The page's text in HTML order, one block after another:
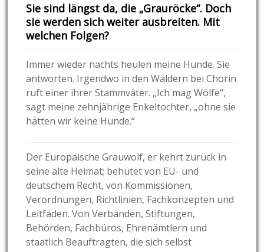
Sie sind längst da, die „Grauröcke“. Doch
sie werden sich weiter ausbreiten. Mit
welchen Folgen?
Immer wieder nachts heulen meine Hunde. Sie
antworten. Irgendwo in den Wäldern bei Chorin
ruft einer ihrer Stammväter. „Ich mag Wölfe“,
sagt meine zehnjährige Enkeltochter, „ohne sie
hätten wir keine Hunde.“
Der Europäische Grauwolf, er kehrt zurück in
seine alte Heimat; behütet von EU- und
deutschem Recht, von Kommissionen,
Verordnungen, Richtlinien, Fachkonzepten und
Leitfäden. Von Verbänden, Stiftungen,
Behörden, Fachbüros, Ehrenämtlern und
staatlich Beauftragten, die sich selbst